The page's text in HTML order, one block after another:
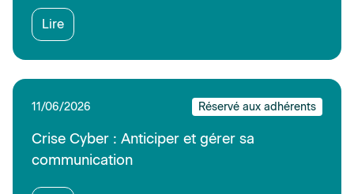
Lire
11/06/2026 Réservé aux adhérents
Crise Cyber : Anticiper et gérer sa
communication